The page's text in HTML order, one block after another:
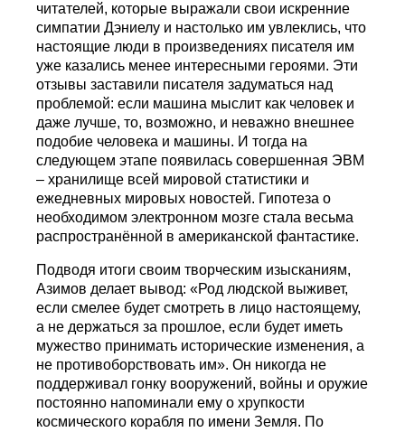
читателей, которые выражали свои искренние
симпатии Дэниелу и настолько им увлеклись, что
настоящие люди в произведениях писателя им
уже казались менее интересными героями. Эти
отзывы заставили писателя задуматься над
проблемой: если машина мыслит как человек и
даже лучше, то, возможно, и неважно внешнее
подобие человека и машины. И тогда на
следующем этапе появилась совершенная ЭВМ
– хранилище всей мировой статистики и
ежедневных мировых новостей. Гипотеза о
необходимом электронном мозге стала весьма
распространённой в американской фантастике.
Подводя итоги своим творческим изысканиям,
Азимов делает вывод: «Род людской выживет,
если смелее будет смотреть в лицо настоящему,
а не держаться за прошлое, если будет иметь
мужество принимать исторические изменения, а
не противоборствовать им». Он никогда не
поддерживал гонку вооружений, войны и оружие
постоянно напоминали ему о хрупкости
космического корабля по имени Земля. По